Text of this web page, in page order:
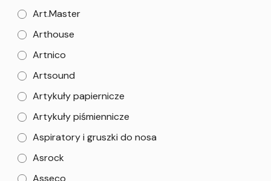
Art.Master
Arthouse
Artnico
Artsound
Artykuły papiernicze
Artykuły piśmiennicze
Aspiratory i gruszki do nosa
Asrock
Asseco